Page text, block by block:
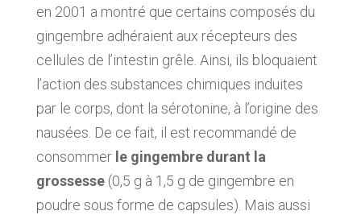
en 2001 a montré que certains composés du
gingembre adhéraient aux récepteurs des
cellules de l’intestin grêle. Ainsi, ils bloquaient
l’action des substances chimiques induites
par le corps, dont la sérotonine, à l’origine des
nausées. De ce fait, il est recommandé de
consommer le gingembre durant la
grossesse(0,5 g à 1,5 g de gingembre en
poudre sous forme de capsules). Mais aussi